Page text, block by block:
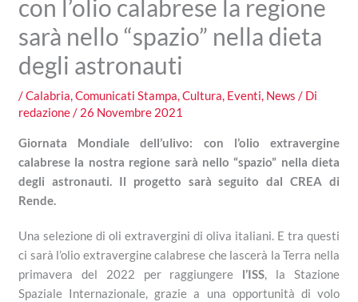
con l’olio calabrese la regione
sarà nello “spazio” nella dieta
degli astronauti
/Calabria,Comunicati Stampa,Cultura, Eventi, News / Di
redazione/ 26 Novembre 2021
Giornata Mondiale dell’ulivo: con l’olio extravergine
calabrese la nostra regione sarà nello “spazio” nella dieta
degli astronauti. Il progetto sarà seguito dal CREA di
Rende.
Una selezione di oli extravergini di oliva italiani. E tra questi
ci sarà l’olio extravergine calabrese che lascerà la Terra nella
primavera del 2022 per raggiungere l’ISS, la Stazione
Spaziale Internazionale, grazie a una opportunità di volo